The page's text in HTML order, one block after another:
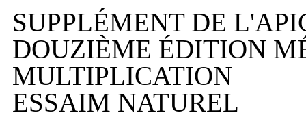
SUPPLÉMENT DE
DOUZIÈME ÉDITION
MULTIPLICATION
ESSAIM NATUREL